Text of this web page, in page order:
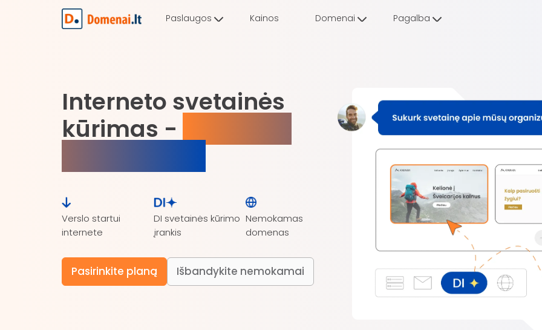
Paslaugos Kainos Domenai Pagalba
Interneto svetainės
kūrimas -
Verslo startui
internete
DI svetainės kūrimo
įrankis
Nemokamas
domenas
Pasirinkite planą Išbandykite nemokamai